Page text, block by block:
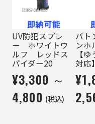
UV防犯スプレ
ー ホワイトウ
ルフ レッドス
パイダー20
¥3,300 ～
4,800 (税込)
バト
ンホ
【
対応】